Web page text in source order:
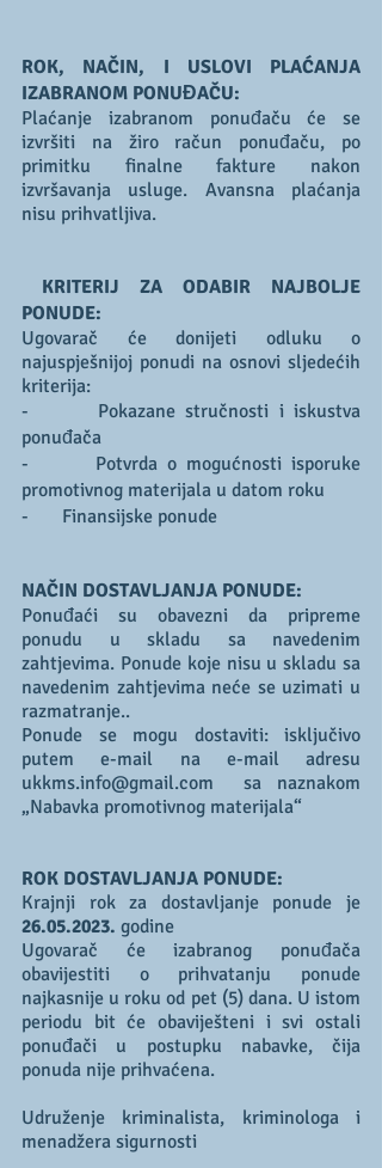
ROK, NAČIN, I USLOVI PLAĆANJA
IZABRANOM PONUĐAČU:
Plaćanje izabranom ponuđaču će se
izvršiti na žiro račun ponuđaču, po
primitku finalne fakture nakon
izvršavanja usluge. Avansna plaćanja
nisu prihvatljiva.
KRITERIJ ZA ODABIR NAJBOLJE
PONUDE:
Ugovarač će donijeti odluku o
najuspješnijoj ponudi na osnovi sljedećih
kriterija:
-       Pokazane stručnosti i iskustva
ponuđača
-       Potvrda o mogućnosti isporuke
promotivnog materijala u datom roku
-       Finansijske ponude
NAČIN DOSTAVLJANJA PONUDE:
Ponuđaći su obavezni da pripreme
ponudu u skladu sa navedenim
zahtjevima. Ponude koje nisu u skladu sa
navedenim zahtjevima neće se uzimati u
razmatranje..
Ponude se mogu dostaviti: isključivo
putem e-mail na e-mail adresu
ukkms.info@gmail.com  sa naznakom
„Nabavka promotivnog materijala“
ROK DOSTAVLJANJA PONUDE:
26.05.2023. godine
Ugovarač će izabranog ponuđača
obavijestiti o prihvatanju ponude
najkasnije u roku od pet (5) dana. U istom
periodu bit će obaviješteni i svi ostali
ponuđači u postupku nabavke, čija
ponuda nije prihvaćena.
Udruženje kriminalista, kriminologa i
menadžera sigurnosti